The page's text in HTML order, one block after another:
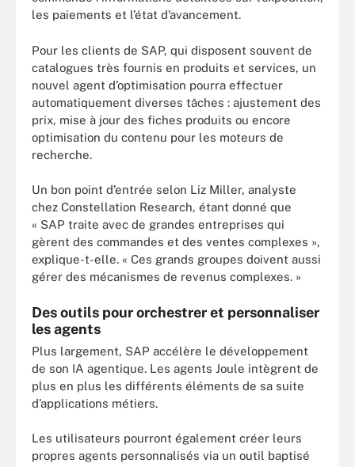
les paiements et l’état d’avancement.
Pour les clients de SAP, qui disposent souvent de
catalogues très fournis en produits et services, un
nouvel agent d’optimisation pourra effectuer
automatiquement diverses tâches : ajustement des
prix, mise à jour des fiches produits ou encore
optimisation du contenu pour les moteurs de
recherche.
Un bon point d’entrée selon Liz Miller, analyste
chez Constellation Research, étant donné que
« SAP traite avec de grandes entreprises qui
gèrent des commandes et des ventes complexes »,
explique-t-elle. « Ces grands groupes doivent aussi
gérer des mécanismes de revenus complexes. »
Des outils pour orchestrer et personnaliser
les agents
Plus largement, SAP accélère le développement
de son IA agentique. Les agents Joule intègrent de
plus en plus les différents éléments de sa suite
d’applications métiers.
Les utilisateurs pourront également créer leurs
propres agents personnalisés via un outil baptisé